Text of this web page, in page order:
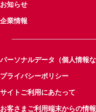
お知らせ
企業情報
パーソナルデータ（個人情報
プライバシーポリシー
サイトご利用にあたって
お客さまご利用端末からの情